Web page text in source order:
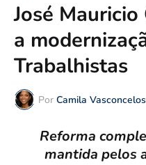
José
a
Trabalhistas
Por Camila Vasconcelos
Reforma
mantida pelos